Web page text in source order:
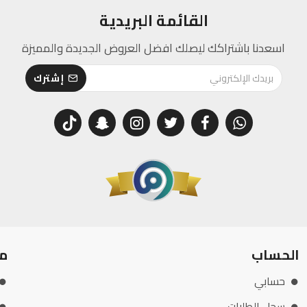
القائمة البريدية
اسعدنا باشتراكك ليصلك افضل العروض الجديدة والمميزة
إشترك
الحساب
حسابي